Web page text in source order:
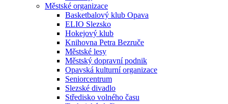
Městské organizace
Basketbalový klub Opava
ELIO Slezsko
Hokejový klub
Knihovna Petra Bezruče
Městské lesy
Městský dopravní podnik
Opavská kulturní organizace
Seniorcentrum
Slezské divadlo
Středisko volného času